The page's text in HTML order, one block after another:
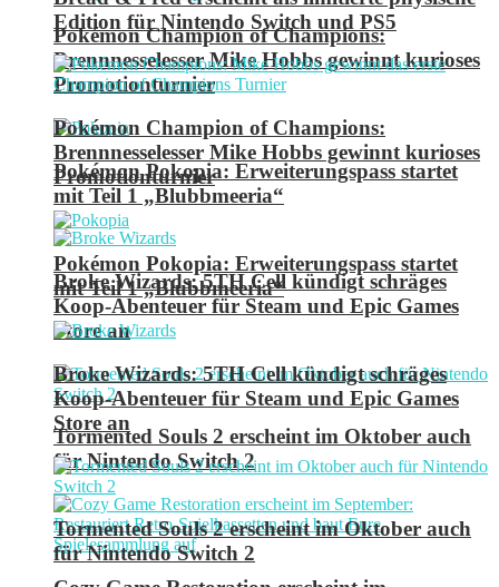
Pokémon Champion of Champions:
Brennnesselesser Mike Hobbs gewinnt kurioses
Promotionturnier
Pokémon Pokopia: Erweiterungspass startet
mit Teil 1 „Blubbmeeria“
Broke Wizards: 5TH Cell kündigt schräges
Koop-Abenteuer für Steam und Epic Games
Store an
Tormented Souls 2 erscheint im Oktober auch
für Nintendo Switch 2
Edition für Nintendo Switch und PS5
Pokémon Champion of Champions:
Brennnesselesser Mike Hobbs gewinnt kurioses
Promotionturnier
Pokémon Pokopia: Erweiterungspass startet
mit Teil 1 „Blubbmeeria“
Broke Wizards: 5TH Cell kündigt schräges
Koop-Abenteuer für Steam und Epic Games
Store an
Tormented Souls 2 erscheint im Oktober auch
für Nintendo Switch 2